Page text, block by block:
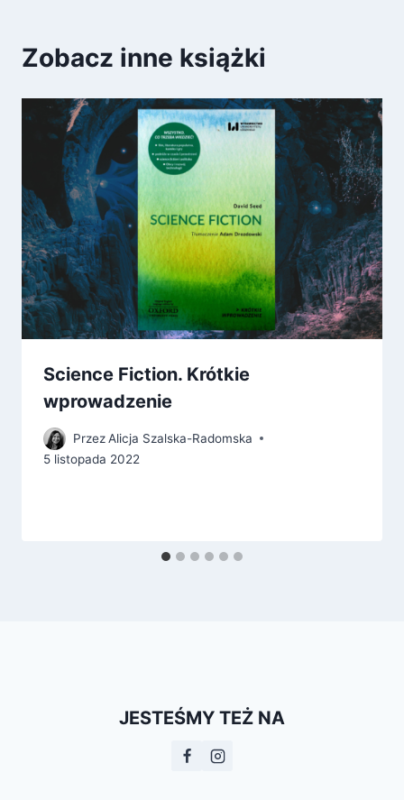
Zobacz inne książki
Science Fiction. Krótkie
wprowadzenie
PrzezAlicja Szalska-Radomska
5 listopada 2022
JESTEŚMY TEŻ NA